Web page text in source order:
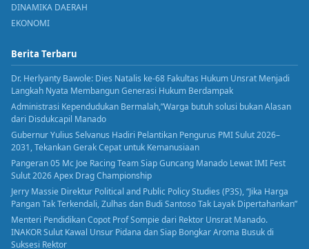
DINAMIKA DAERAH
EKONOMI
Berita Terbaru
Dr. Herlyanty Bawole: Dies Natalis ke-68 Fakultas Hukum Unsrat Menjadi
Langkah Nyata Membangun Generasi Hukum Berdampak
Administrasi Kependudukan Bermalah,”Warga butuh solusi bukan Alasan
dari Disdukcapil Manado
Gubernur Yulius Selvanus Hadiri Pelantikan Pengurus PMI Sulut 2026–
2031, Tekankan Gerak Cepat untuk Kemanusiaan
Pangeran 05 Mc Joe Racing Team Siap Guncang Manado Lewat IMI Fest
Sulut 2026 Apex Drag Championship
Jerry Massie Direktur Political and Public Policy Studies (P3S), “Jika Harga
Pangan Tak Terkendali, Zulhas dan Budi Santoso Tak Layak Dipertahankan”
Menteri Pendidikan Copot Prof Sompie dari Rektor Unsrat Manado.
INAKOR Sulut Kawal Unsur Pidana dan Siap Bongkar Aroma Busuk di
Suksesi Rektor